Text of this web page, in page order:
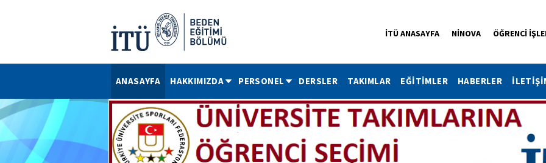
İTÜ ANASAYFA NİNOVA ÖĞRENCİ
ANASAYFA HAKKIMIZDA PERSONEL DERSLER TAKIMLAR EĞİTİMLER HABERLER